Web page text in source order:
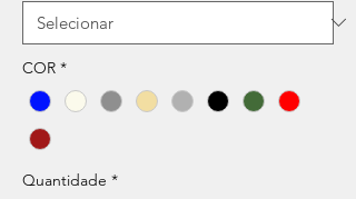
COR *
Quantidade *